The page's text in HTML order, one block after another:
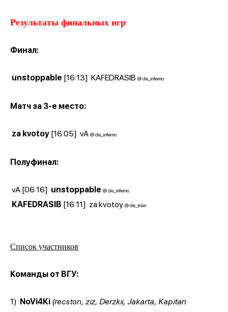
Результаты финальных игр
Финал:
unstoppable [16:13] KAFEDRASIB @ de_inferno
Матч за 3-е место:
za kvotoy [16:05] vA @ de_inferno
Полуфинал:
vA [06:16] unstoppable @ de_inferno
KAFEDRASIB [16:11] za kvotoy @ de_train
Список участников
Команды от ВГУ:
1) NoVi4Ki (recston, ziz, Derzkii, Jakarta, Kapitan